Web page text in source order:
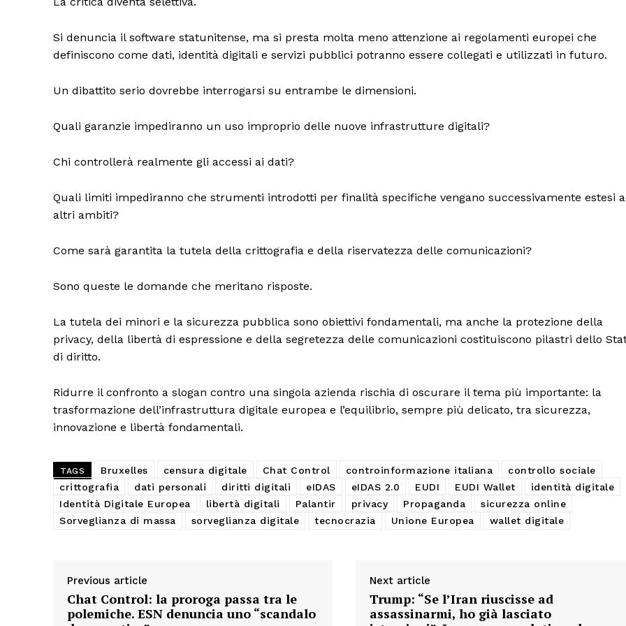
Si denuncia il software statunitense, ma si presta molta meno attenzione ai regolamenti europei che
definiscono come dati, identità digitali e servizi pubblici potranno essere collegati e utilizzati in futuro.
Un dibattito serio dovrebbe interrogarsi su entrambe le dimensioni.
Quali garanzie impediranno un uso improprio delle nuove infrastrutture digitali?
Chi controllerà realmente gli accessi ai dati?
Quali limiti impediranno che strumenti introdotti per finalità specifiche vengano successivamente estesi
altri ambiti?
Come sarà garantita la tutela della crittografia e della riservatezza delle comunicazioni?
Sono queste le domande che meritano risposte.
La tutela dei minori e la sicurezza pubblica sono obiettivi fondamentali, ma anche la protezione della
privacy, della libertà di espressione e della segretezza delle comunicazioni costituiscono pilastri dello
di diritto.
Ridurre il confronto a slogan contro una singola azienda rischia di oscurare il tema più importante: la
trasformazione dell’infrastruttura digitale europea e l’equilibrio, sempre più delicato, tra sicurezza,
innovazione e libertà fondamentali.
TAGS Bruxelles censura digitale Chat Control controinformazione italiana
controllo sociale
crittografia
dati personali diritti digitali eIDAS eIDAS 2.0 EUDI EUDI Wallet
identità digitale
Identità Digitale Europea
libertà digitali Palantir privacy Propaganda
sicurezza online
Sorveglianza di massa
sorveglianza digitale tecnocrazia Unione Europea wallet digitale
Previous article
Chat Control: la proroga passa tra le
polemiche. ESN denuncia uno “scandalo
Next article
Trump: “Se l’Iran riuscisse ad
assassinarmi, ho già lasciato